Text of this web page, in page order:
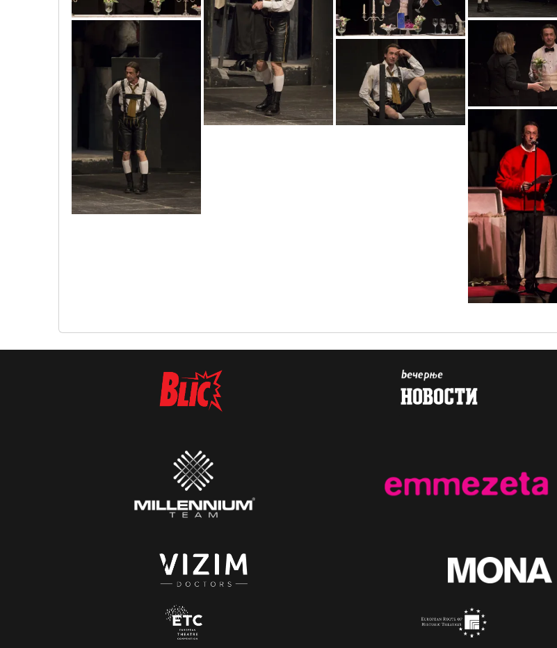
mg_1588_copy
mg_1590_copy
mg_1600_copy